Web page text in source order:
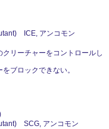
ICE, アンコモン
リーチャーをコントロールし
ブロックできない。
SCG, アンコモン